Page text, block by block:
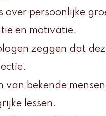
over persoonlijke
en motivatie.
zeggen dat
van bekende
lessen.